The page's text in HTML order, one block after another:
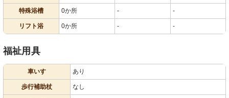
特殊浴槽 0か所 - -
リフト浴 0か所 - -
福祉用具
車いす あり
歩行補助杖 なし